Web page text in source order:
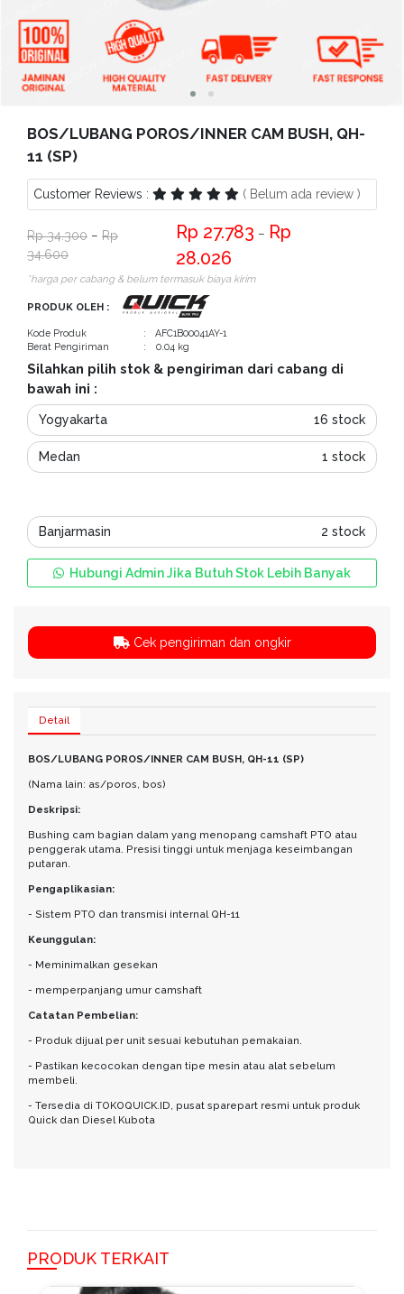
Kritik
Saran
BOS/LUBANG POROS/INNER CAM BUSH, QH-
11 (SP)
Customer Reviews : ( Belum ada review )
34.300 −
34.600
27.783 −
28.026
*harga per cabang & belum termasuk biaya kirim
PRODUK OLEH :
Kode Produk
: AFC1B00041AY-1
Berat Pengiriman
: 0.04 kg
Silahkan pilih stok & pengiriman dari cabang di
bawah ini :
Yogyakarta 16 stock
Medan 1 stock
Banjarmasin 2 stock
Hubungi Admin Jika Butuh Stok Lebih Banyak
Cek pengiriman dan ongkir
Detail
BOS/LUBANG POROS/INNER CAM BUSH, QH-11 (SP)
(Nama lain: as/poros, bos)
Deskripsi:
Bushing cam bagian dalam yang menopang camshaft PTO atau
penggerak utama. Presisi tinggi untuk menjaga keseimbangan
putaran.
Pengaplikasian:
- Sistem PTO dan transmisi internal QH-11
Keunggulan:
- Meminimalkan gesekan
- memperpanjang umur camshaft
Catatan Pembelian:
- Produk dijual per unit sesuai kebutuhan pemakaian.
- Pastikan kecocokan dengan tipe mesin atau alat sebelum
membeli.
- Tersedia di TOKOQUICK.ID, pusat sparepart resmi untuk produk
Quick dan Diesel Kubota
PRODUK TERKAIT